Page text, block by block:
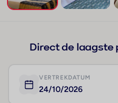
Direct de laagste
VERTREKDATUM
24/10/2026